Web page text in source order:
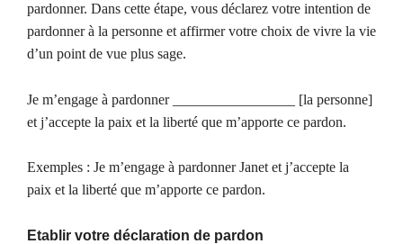
pardonner. Dans cette étape, vous déclarez votre intention de
pardonner à la personne et affirmer votre choix de vivre la vie
d’un point de vue plus sage.
Je m’engage à pardonner _________________ [la personne]
et j’accepte la paix et la liberté que m’apporte ce pardon.
Exemples : Je m’engage à pardonner Janet et j’accepte la
paix et la liberté que m’apporte ce pardon.
Etablir votre déclaration de pardon